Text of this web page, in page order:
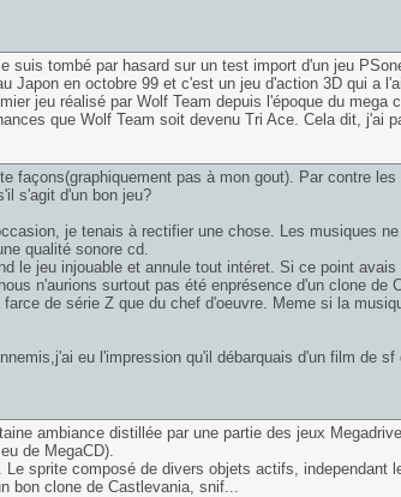
suis tombé par hasard sur un test import d'un jeu
Japon en octobre 99 et c'est un jeu d'action 3D qui a
jeu réalisé par Wolf Team depuis l'époque du mega
que Wolf Team soit devenu Tri Ace. Cela dit, j'ai
façons(graphiquement pas à mon gout). Par contre
s'agit d'un bon jeu?
je tenais à rectifier une chose. Les musiques
qualité sonore cd.
le jeu injouable et annule tout intéret. Si ce point
n'aurions surtout pas été enprésence d'un clone de
de série Z que du chef d'oeuvre. Meme si la
eu l'impression qu'il débarquais d'un film de sf
ambiance distillée par une partie des jeux
de MegaCD).
sprite composé de divers objets actifs, independant
bon clone de Castlevania, snif...